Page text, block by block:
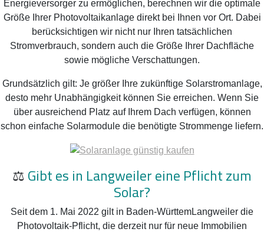
Energieversorger zu ermöglichen, berechnen wir die optimale
Größe Ihrer Photovoltaikanlage direkt bei Ihnen vor Ort. Dabei
berücksichtigen wir nicht nur Ihren tatsächlichen
Stromverbrauch, sondern auch die Größe Ihrer Dachfläche
sowie mögliche Verschattungen.
Grundsätzlich gilt: Je größer Ihre zukünftige Solarstromanlage,
desto mehr Unabhängigkeit können Sie erreichen. Wenn Sie
über ausreichend Platz auf Ihrem Dach verfügen, können
schon einfache Solarmodule die benötigte Strommenge liefern.
⚖️Gibt es in Langweiler eine Pflicht zum
Solar?
Seit dem 1. Mai 2022 gilt in Baden-WürttemLangweiler die
Photovoltaik-Pflicht, die derzeit nur für neue Immobilien